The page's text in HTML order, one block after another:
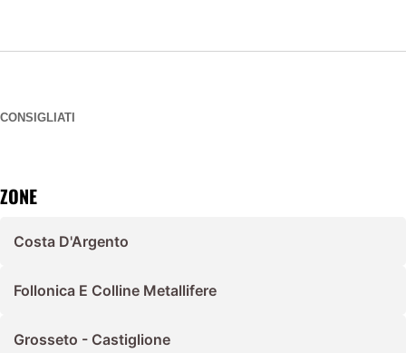
CONSIGLIATI
ZONE
Costa D'Argento
Follonica E Colline Metallifere
Grosseto - Castiglione